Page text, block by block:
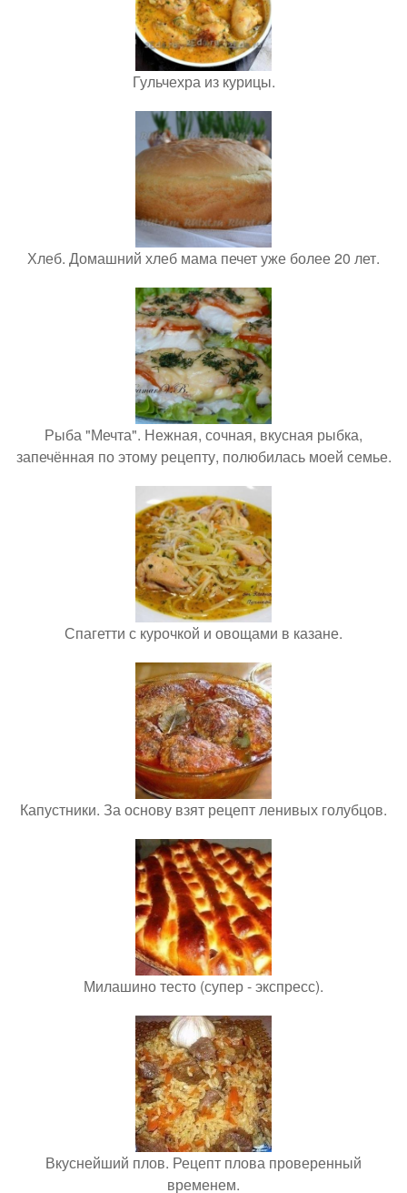
Гульчехра из курицы.
Хлеб. Домашний хлеб мама печет уже более 20 лет.
Рыба "Мечта". Нежная, сочная, вкусная рыбка,
запечённая по этому рецепту, полюбилась моей семье.
Спагетти с курочкой и овощами в казане.
Капустники. За основу взят рецепт ленивых голубцов.
Милашино тесто (супер - экспресс).
Вкуснейший плов. Рецепт плова проверенный
временем.